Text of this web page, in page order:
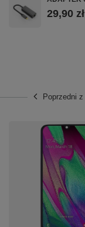
⚙️
Marka:
Model:
Napięcie:
Rodzaj:
29,90 zł
Poprzedni